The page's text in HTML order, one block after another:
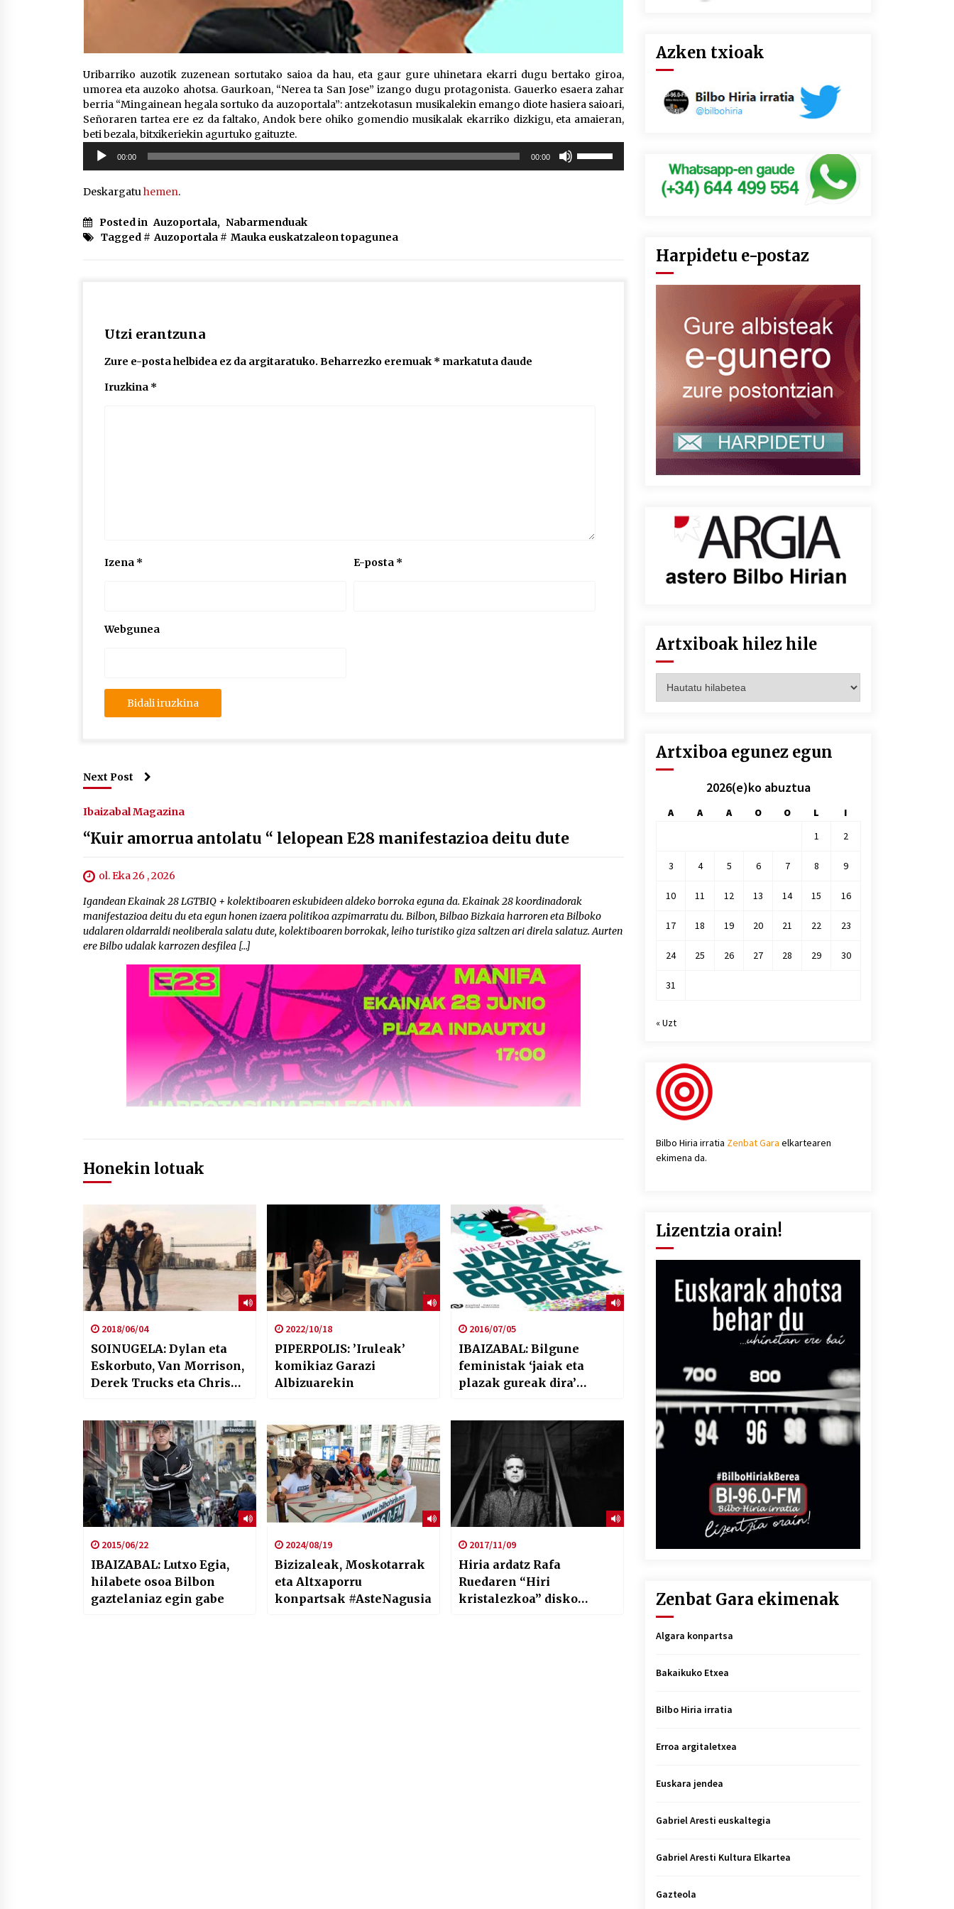
Uribarriko auzotik zuzenean sortutako saioa da hau, eta gaur gure uhinetara ekarri dugu bertako giroa,
umorea eta auzoko ahotsa. Gaurkoan, “Nerea ta San Jose” izango dugu protagonista. Gauerko esaera zahar
berria “Mingainean hegala sortuko da auzoportala”: antzekotasun musikalekin emango diote hasiera saioari,
Señoraren tartea ere ez da faltako, Andok bere ohiko gomendio musikalak ekarriko dizkigu, eta amaieran,
beti bezala, bitxikeriekin agurtuko gaituzte.
Soinu
erreproduzigailua
00:00 00:00
Deskargatuhemen.
Posted in Auzoportala, Nabarmenduak
Tagged # Auzoportala # Mauka euskatzaleon topagunea
Utzi erantzuna
Zure e-posta helbidea ez da argitaratuko. Beharrezko eremuak * markatuta daude
Iruzkina *
Izena * E-posta *
Webgunea
Next Post
Ibaizabal Magazina
“Kuir amorrua antolatu “ lelopean E28 manifestazioa deitu dute
ol. Eka 26 , 2026
Igandean Ekainak 28 LGTBIQ + kolektiboaren eskubideen aldeko borroka eguna da. Ekainak 28 koordinadorak
manifestazioa deitu du eta egun honen izaera politikoa azpimarratu du. Bilbon, Bilbao Bizkaia harroren eta Bilboko
udalaren oldarraldi neoliberala salatu dute, kolektiboaren borrokak, leiho turistiko giza saltzen ari direla salatuz. Aurten
ere Bilbo udalak karrozen desfilea […]
Honekin lotuak
2018/06/04
SOINUGELA: Dylan eta
Eskorbuto, Van Morrison,
Derek Trucks eta Chris
2022/10/18
PIPERPOLIS: ’Iruleak’
komikiaz Garazi
Albizuarekin
2016/07/05
IBAIZABAL: Bilgune
feministak ‘jaiak eta
plazak gureak dira’
2015/06/22
IBAIZABAL: Lutxo Egia,
hilabete osoa Bilbon
gaztelaniaz egin gabe
2024/08/19
Bizizaleak, Moskotarrak
eta Altxaporru
konpartsak #AsteNagusia
2017/11/09
Hiria ardatz Rafa
Ruedaren “Hiri
kristalezkoa” disko
Azken txioak
Harpidetu e-postaz
Artxiboak hilez hile
hilez
Artxiboa egunez egun
2026(e)ko abuztua
A A A O O L
I
1
2
3 4 5 6 7 8 9
10 11 12 13 14 15 16
17 18 19 20 21 22 23
24 25 26 27 28 29 30
31
« Uzt
Bilbo Hiria irratia Zenbat Gara elkartearen
ekimena da.
Lizentzia orain!
Zenbat Gara ekimenak
Algara konpartsa
Bakaikuko Etxea
Bilbo Hiria irratia
Erroa argitaletxea
Euskara jendea
Gabriel Aresti euskaltegia
Gabriel Aresti Kultura Elkartea
Gazteola